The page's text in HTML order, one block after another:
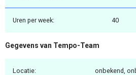
Uren per week: 40
Gegevens van Tempo-Team
Locatie: onbekend,